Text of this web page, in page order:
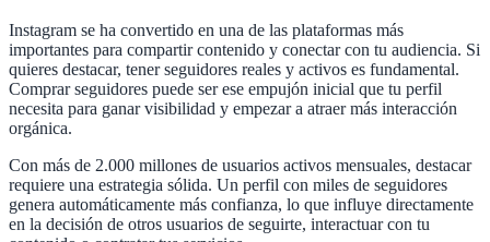
Instagram se ha convertido en una de las plataformas más
importantes para compartir contenido y conectar con tu audiencia. Si
quieres destacar, tener seguidores reales y activos es fundamental.
Comprar seguidores puede ser ese empujón inicial que tu perfil
necesita para ganar visibilidad y empezar a atraer más interacción
orgánica.
Con más de 2.000 millones de usuarios activos mensuales, destacar
requiere una estrategia sólida. Un perfil con miles de seguidores
genera automáticamente más confianza, lo que influye directamente
en la decisión de otros usuarios de seguirte, interactuar con tu